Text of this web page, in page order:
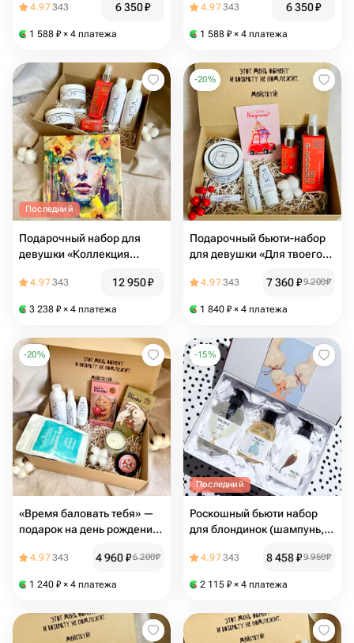
уходом для лица, рук и
4.97343 6 350₽
1 588 ₽ × 4 платежа
и морем
4.97343 6 350₽
1 588 ₽ × 4 платежа
Последний
Подарочный набор для
девушки «Коллекция
холсте и премиальной
4.97343 12 950₽
3 238 ₽ × 4 платежа
-20%
Подарочный бьюти-набор
для девушки «Для твоего
лица и тела
4.97343 7 360₽9 200₽
1 840 ₽ × 4 платежа
-20%
«Время баловать тебя» —
подарок на день рождения
малиновой свечой и
4.97343 4 960₽6 200₽
1 240 ₽ × 4 платежа
-15%
Последний
Роскошный бьюти набор
для блондинок (шампунь,
повязка) в стильной
4.97343 8 458₽9 950₽
2 115 ₽ × 4 платежа